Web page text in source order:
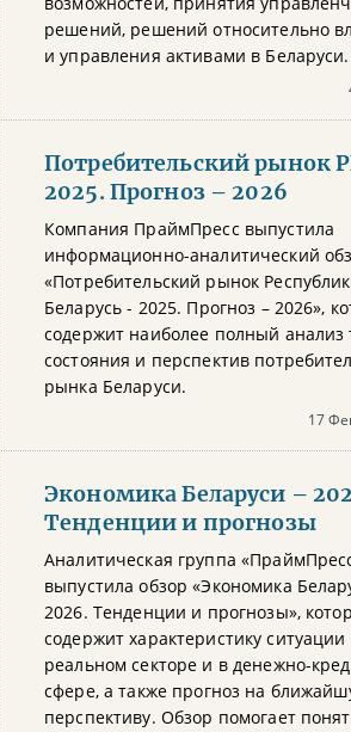
решений, решений относительно
и управления активами в Беларуси.
Потребительский рынок
2025. Прогноз – 2026
Компания ПраймПресс выпустила
информационно-аналитический
«Потребительский рынок
Беларусь - 2025. Прогноз – 2026»,
содержит наиболее полный анализ
состояния и перспектив
рынка Беларуси.
17
Экономика Беларуси –
Тенденции и прогнозы
Аналитическая группа
выпустила обзор «Экономика
2026. Тенденции и прогнозы»,
содержит характеристику ситуации
реальном секторе и в денежно-
сфере, а также прогноз на
перспективу. Обзор помогает